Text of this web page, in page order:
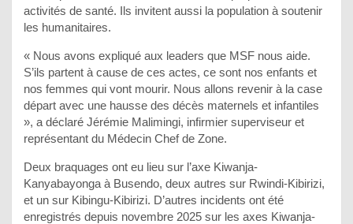
activités de santé. Ils invitent aussi la population à soutenir
les humanitaires.
« Nous avons expliqué aux leaders que MSF nous aide.
S’ils partent à cause de ces actes, ce sont nos enfants et
nos femmes qui vont mourir. Nous allons revenir à la case
départ avec une hausse des décès maternels et infantiles
», a déclaré Jérémie Malimingi, infirmier superviseur et
représentant du Médecin Chef de Zone.
Deux braquages ont eu lieu sur l’axe Kiwanja-
Kanyabayonga à Busendo, deux autres sur Rwindi-Kibirizi,
et un sur Kibingu-Kibirizi. D’autres incidents ont été
enregistrés depuis novembre 2025 sur les axes Kiwanja-